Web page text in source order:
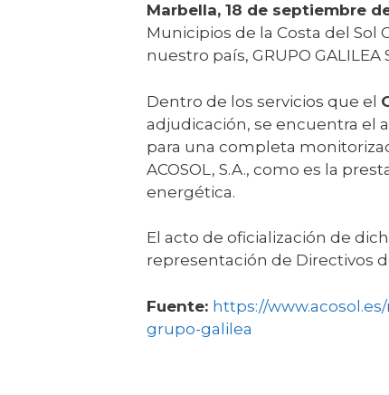
Marbella, 18 de septiembre
Municipios de la Costa del Sol
nuestro país, GRUPO
Dentro de los servicios que el
adjudicación, se encuentra el
para una completa
ACOSOL, S.A., como es la
energética.
El acto de oficialización de
representación de Directivos
Fuente: https://
grupo-galilea